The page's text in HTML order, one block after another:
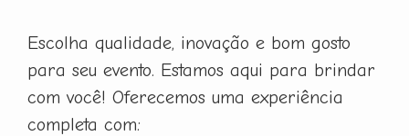
Escolha qualidade, inovação e bom gosto
para seu evento. Estamos aqui para brindar
com você! Oferecemos uma experiência
completa com: